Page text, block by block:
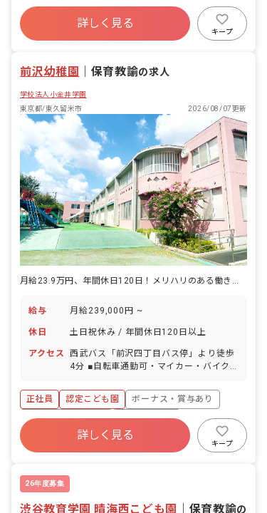
ので安心です。 ■行事計画 年度初めに担
当が決まります。計画的に行事を進めら
れます。わからないことは先輩や前年度
どもの様子を良く観察して行事内容を考
なるように心掛けています。 ■その他業
務 ・毎朝、共有のファイルを確認しま
す。その日の行事や来客、共有事項が書
いてある大切なファイルです。 ・定期的
なアンケートがあります。セルフチェッ
クやストレスチェックなど自分の振返り
をし、仕事の質を高めます。
寮・住宅・家賃補助あり
社会保険完備
福利厚生充実
残業少なめ
詳しく見る
キープ
前沢幼稚園 保育教諭の求人
学校法人小金井学園
東京都/東久留米市
2026/08/07更新
月給23.9万円、年間休日120日！メリハリのある働き方が可能です
給与 月給239,000円 ~
休日 土日祝休み / 年間休日120日以上
アクセス
西武バス「前沢四丁目バス停」より徒歩
4分 ■自転車通勤可・マイカー・バイク
正社員
認定こども園
ボーナス・賞与あり
年間休日120日以上
社会保険完備
有給
福利厚生充実
詳しく見る
キープ
26年度募集
渋谷教育学園 晴海西こども園 保育教諭の